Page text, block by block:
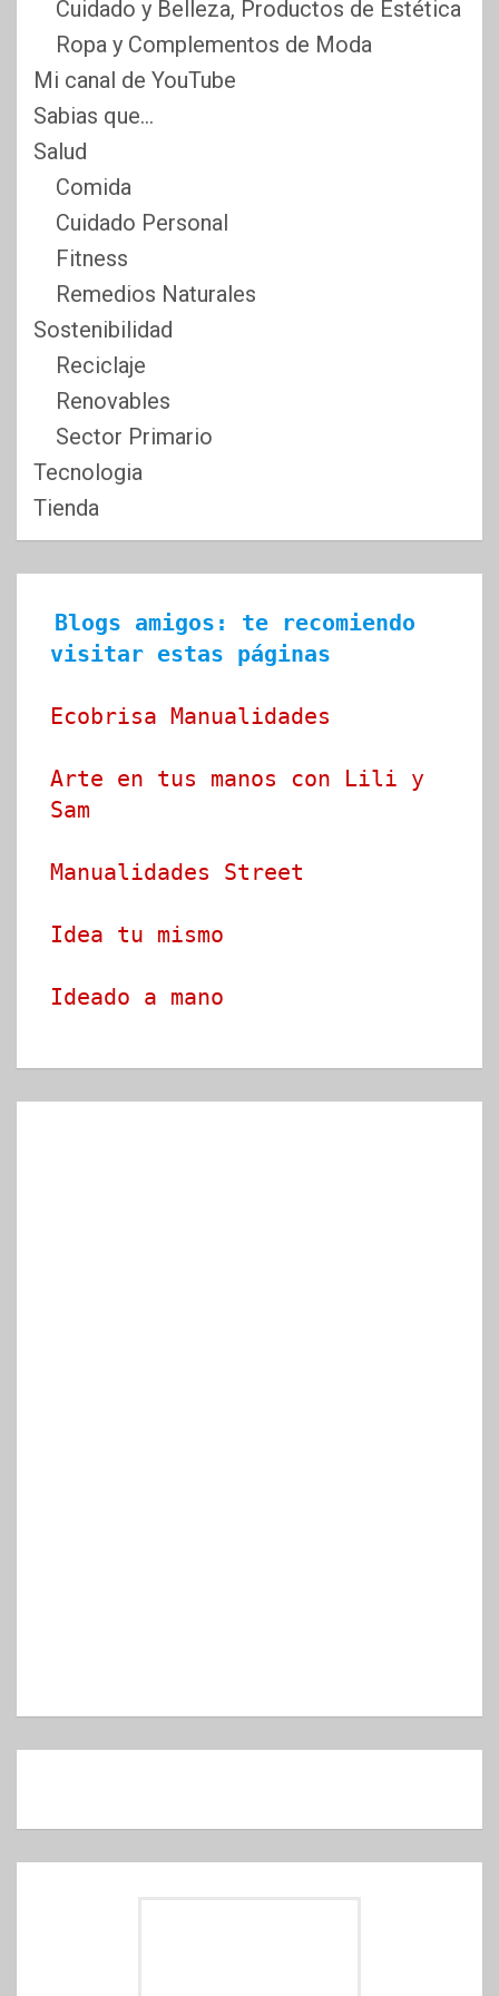
Cuidado y Belleza, Productos de Estética
Ropa y Complementos de Moda
Mi canal de YouTube
Sabias que…
Salud
Comida
Cuidado Personal
Fitness
Remedios Naturales
Sostenibilidad
Reciclaje
Renovables
Sector Primario
Tecnologia
Tienda
Blogs amigos: te recomiendo
visitar estas páginas
Ecobrisa Manualidades
Arte en tus manos con Lili y
Sam
Manualidades Street
Idea tu mismo
Ideado a mano